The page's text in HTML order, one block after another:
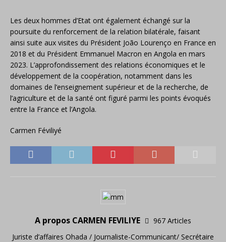
Les deux hommes d’Etat ont également échangé sur la
poursuite du renforcement de la relation bilatérale, faisant
ainsi suite aux visites du Président João Lourenço en France en
2018 et du Président Emmanuel Macron en Angola en mars
2023. L’approfondissement des relations économiques et le
développement de la coopération, notamment dans les
domaines de l’enseignement supérieur et de la recherche, de
l’agriculture et de la santé ont figuré parmi les points évoqués
entre la France et l’Angola.
Carmen Féviliyé
A propos CARMEN FEVILIYE
967 Articles
Juriste d’affaires Ohada / Journaliste-Communicant/ Secrétaire